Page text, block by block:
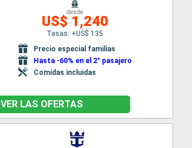
desde
US$ 1,240
Tasas: +US$ 135
Precio especial familias
Hasta -60% en el 2° pasajero
Comidas incluidas
VER LAS OFERTAS